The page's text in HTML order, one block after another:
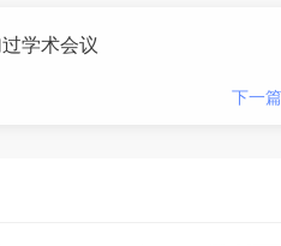
学术会议
下一篇